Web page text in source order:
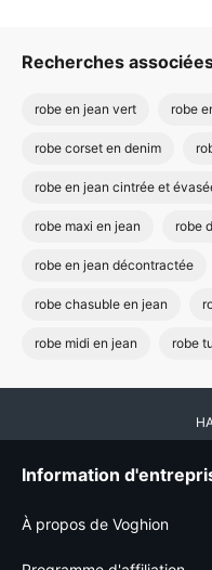
Recherches
robe en jean vert robe
robe corset en denim
robe en jean cintrée et
robe maxi en jean robe
robe en jean décontractée
robe chasuble en jean
robe midi en jean robe
Information
À propos de Voghion